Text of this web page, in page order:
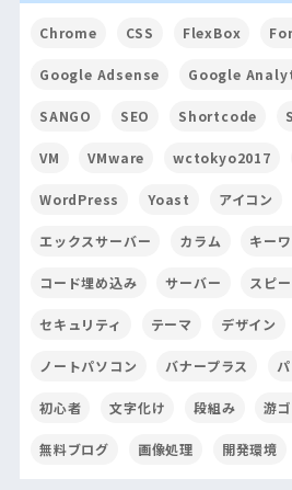
Chrome CSS FlexBox
Google Adsense Google
SANGO SEO Shortcode
VM VMware wctokyo2017
WordPress Yoast アイコン
エックスサーバー カラム キー
コード埋め込み サーバー スピ
セキュリティ テーマ デザイン
ノートパソコン バナープラス
初心者 文字化け 段組み 游
無料ブログ 画像処理 開発環境